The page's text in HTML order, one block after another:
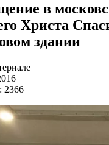
в
Христа
здании
2366